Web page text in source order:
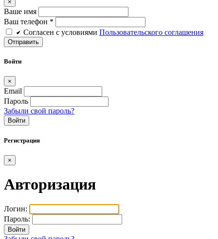
×
Ваше имя
Ваш телефон *
Cогласен c условиями Пользовательского соглашения
Войти
×
Email
Пароль
Забыли свой пароль?
Войти
Регистрация
×
Авторизация
Логин:
Пароль: